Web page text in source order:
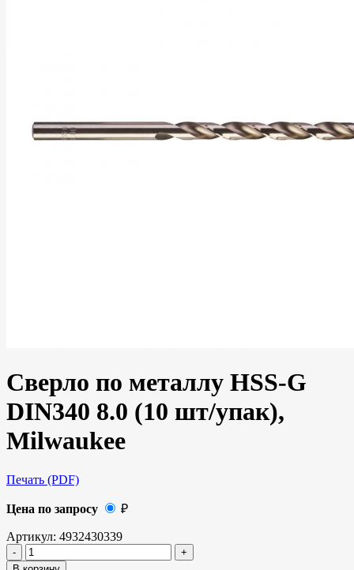
Сверло по металлу HSS-G
DIN340 8.0 (10 шт/упак),
Milwaukee
Печать (PDF)
Цена по запросу ₽
Артикул: 4932430339